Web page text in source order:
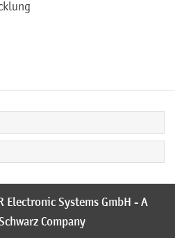
Electronic Systems GmbH - A
Company